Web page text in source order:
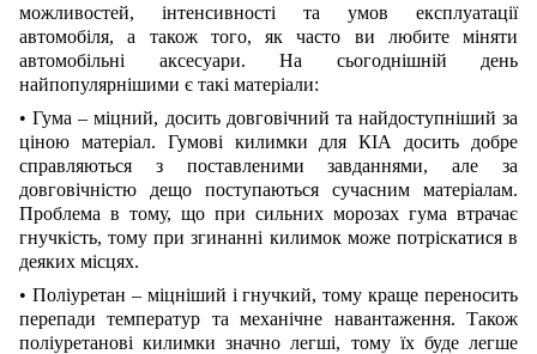
можливостей, інтенсивності та умов експлуатації
автомобіля, а також того, як часто ви любите міняти
автомобільні аксесуари. На сьогоднішній день
найпопулярнішими є такі матеріали:
• Гума – міцний, досить довговічний та найдоступніший за
ціною матеріал. Гумові килимки для КІА досить добре
справляються з поставленими завданнями, але за
довговічністю дещо поступаються сучасним матеріалам.
Проблема в тому, що при сильних морозах гума втрачає
гнучкість, тому при згинанні килимок може потріскатися в
деяких місцях.
• Поліуретан – міцніший і гнучкий, тому краще переносить
перепади температур та механічне навантаження. Також
поліуретанові килимки значно легші, тому їх буде легше